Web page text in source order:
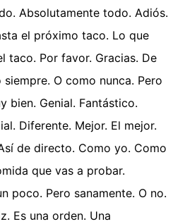
Absolutamente todo. Adiós.
el próximo taco. Lo que
taco. Por favor. Gracias. De
O como nunca. Pero
bien. Genial. Fantástico.
Diferente. Mejor. El mejor.
de directo. Como yo. Como
que vas a probar.
poco. Pero sanamente. O no.
Es una orden. Una